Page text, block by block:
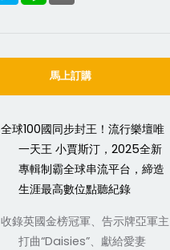
馬上訂購
全球100國同步封王！流行樂壇唯
一天王 小賈斯汀， 2025全新
專輯制霸全球串流平台，締造
生涯最高數位點聽紀錄
收錄英國金榜冠軍、告示牌亞軍主
打曲“Daisies”、獻給愛妻